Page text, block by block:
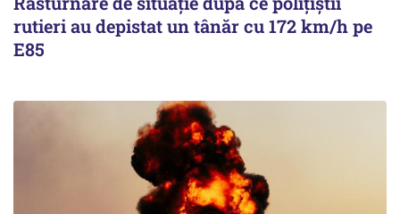
rutieri au depistat un tânăr cu 172 km/h pe
E85